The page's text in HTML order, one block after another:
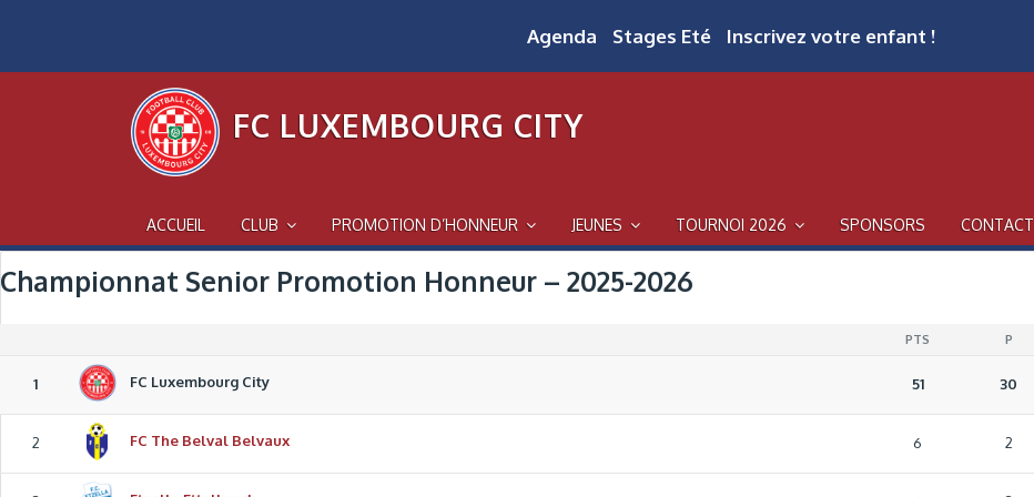
Agenda Stages Eté Inscrivez votre enfant !
FC LUXEMBOURG CITY
ACCUEIL CLUB PROMOTION D’HONNEUR JEUNES TOURNOI 2026 SPONSORS CONTACT
Championnat Senior Promotion Honneur – 2025-2026
PTS P
1 FC Luxembourg City 51 30
2 FC The Belval Belvaux 6 2